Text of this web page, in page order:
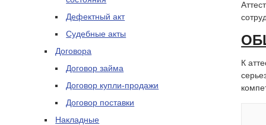
Дефектный акт
Судебные акты
Договора
Договор займа
Договор купли-продажи
Договор поставки
Накладные
К